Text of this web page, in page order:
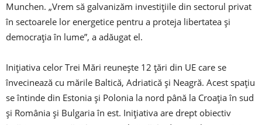
Munchen. „Vrem să galvanizăm investiţiile din sectorul privat
în sectoarele lor energetice pentru a proteja libertatea şi
democraţia în lume”, a adăugat el.
Iniţiativa celor Trei Mări reuneşte 12 ţări din UE care se
învecinează cu mările Baltică, Adriatică şi Neagră. Acest spaţiu
se întinde din Estonia şi Polonia la nord până la Croaţia în sud
şi România şi Bulgaria în est. Iniţiativa are drept obiectiv